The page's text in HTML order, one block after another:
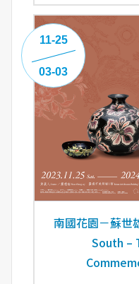
南國花園－蘇世
South –
11-25
03-03